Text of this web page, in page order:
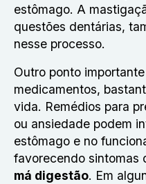
estômago. A
questões dentárias,
nesse processo.
Outro ponto
medicamentos,
vida. Remédios para
ou ansiedade podem
estômago e no
favorecendo sintomas
má digestão. Em